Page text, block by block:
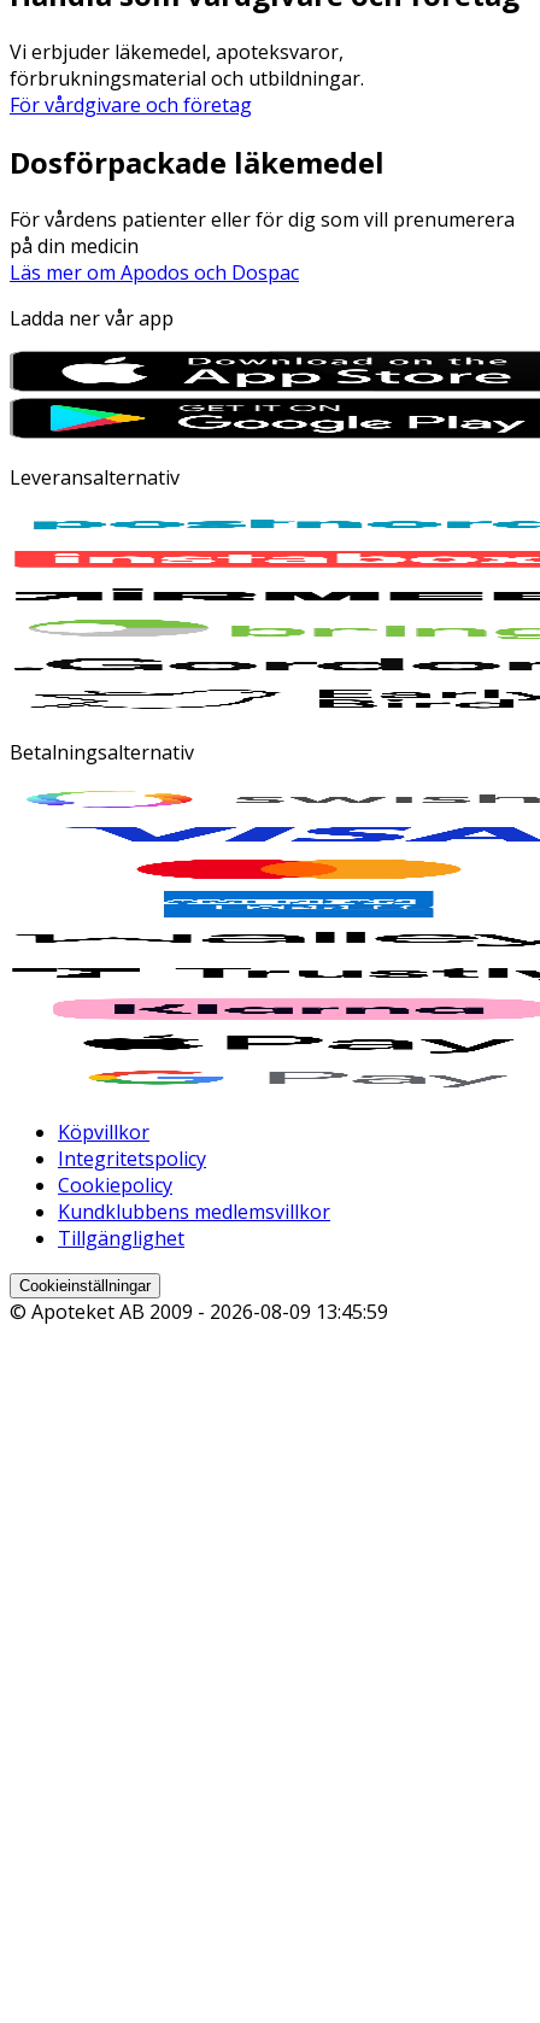
Vi erbjuder läkemedel, apoteksvaror,
förbrukningsmaterial och utbildningar.
För vårdgivare och företag
Dosförpackade läkemedel
För vårdens patienter eller för dig som vill prenumerera
på din medicin
Läs mer om Apodos och Dospac
Ladda ner vår app
Leveransalternativ
Betalningsalternativ
Köpvillkor
Integritetspolicy
Cookiepolicy
Kundklubbens medlemsvillkor
Tillgänglighet
Cookieinställningar
© Apoteket AB 2009 - 2026-08-09 13:45:59